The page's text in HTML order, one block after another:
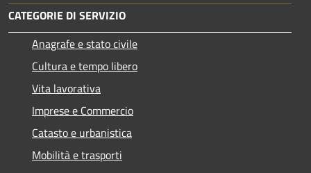
CATEGORIE DI SERVIZIO
Anagrafe e stato civile
Cultura e tempo libero
Vita lavorativa
Imprese e Commercio
Catasto e urbanistica
Mobilità e trasporti